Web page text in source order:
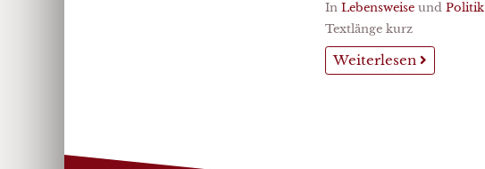
In Lebensweise und Politik
Textlänge kurz
Weiterlesen